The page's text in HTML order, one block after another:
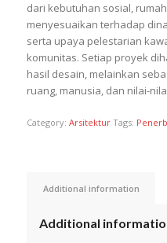
dari kebutuhan sosial,
menyesuaikan terhadap
serta upaya pelestarian
komunitas. Setiap proyek
hasil desain, melainkan
ruang, manusia, dan nilai-
Category: Arsitektur Tags:
Additional information
Additional